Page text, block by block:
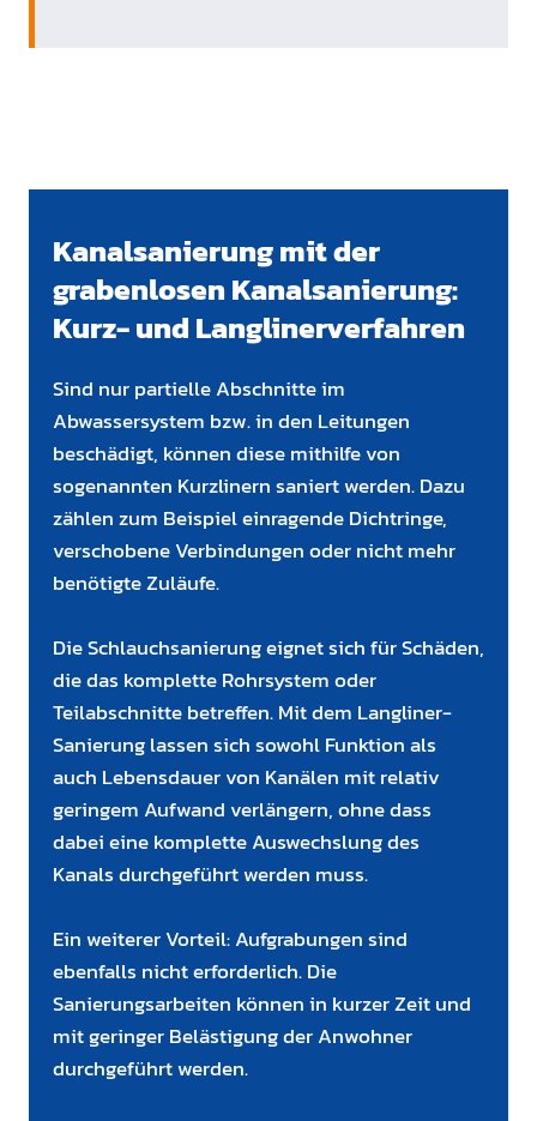
Kanalsanierung mit der
grabenlosen Kanalsanierung:
Kurz- und Langlinerverfahren
Sind nur partielle Abschnitte im
Abwassersystem bzw. in den Leitungen
beschädigt, können diese mithilfe von
sogenannten Kurzlinern saniert werden. Dazu
zählen zum Beispiel einragende Dichtringe,
verschobene Verbindungen oder nicht mehr
benötigte Zuläufe.
Die Schlauchsanierung eignet sich für Schäden,
die das komplette Rohrsystem oder
Teilabschnitte betreffen. Mit dem Langliner-
Sanierung lassen sich sowohl Funktion als
auch Lebensdauer von Kanälen mit relativ
geringem Aufwand verlängern, ohne dass
dabei eine komplette Auswechslung des
Kanals durchgeführt werden muss.
Ein weiterer Vorteil: Aufgrabungen sind
ebenfalls nicht erforderlich. Die
Sanierungsarbeiten können in kurzer Zeit und
mit geringer Belästigung der Anwohner
durchgeführt werden.